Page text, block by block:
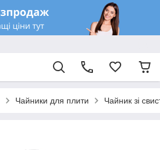
Чайники для плити Чайник зі